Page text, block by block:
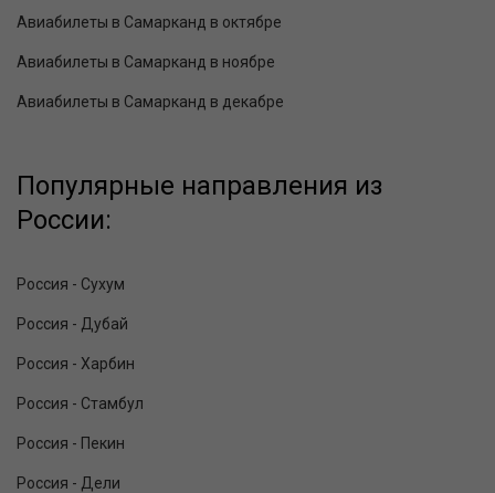
Авиабилеты в Самарканд в октябре
Авиабилеты в Самарканд в ноябре
Авиабилеты в Самарканд в декабре
Популярные направления из
России:
Россия - Сухум
Россия - Дубай
Россия - Харбин
Россия - Стамбул
Россия - Пекин
Россия - Дели